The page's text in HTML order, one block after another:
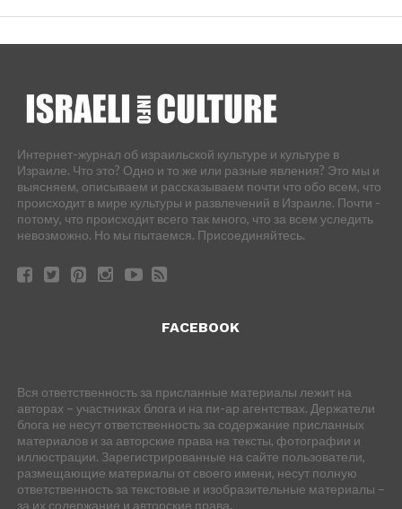
Интернет-журнал об израильской культуре и культуре в
Израиле. Что это? Одно и то же или разные явления? Это мы и
выясняем, описываем и рассказываем почти что обо всем, что
происходит в мире культуры и развлечений в Израиле. Почти -
потому, что происходит всего так много, что за всем уследить
невозможно. Но мы пытаемся. Присоединяйтесь.
FACEBOOK
Вся ответственность за присланные материалы лежит на
авторах – участниках блога и на пи-ар агентствах. Держатели
блога не несут ответственность за содержание присланных
материалов и за авторские права на тексты, фотографии и
иллюстрации. Зарегистрированные на сайте пользователи,
размещающие материалы от своего имени, несут полную
ответственность за текстовые и изобразительные материалы –
за их содержание и авторские права.